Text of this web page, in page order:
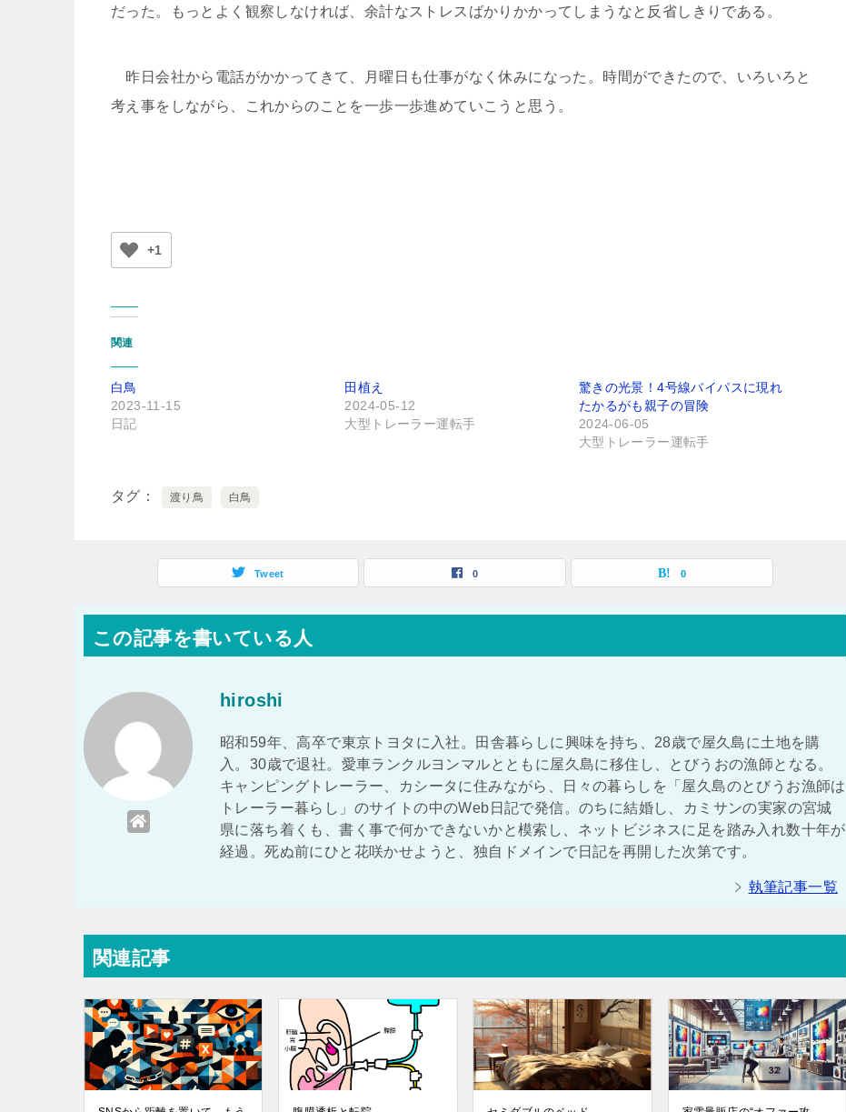
だった。もっとよく観察しなければ、余計なストレスばかりかかってしまうなと反省しきりである。
昨日会社から電話がかかってきて、月曜日も仕事がなく休みになった。時間ができたので、いろいろと
考え事をしながら、これからのことを一歩一歩進めていこうと思う。
+1
関連
白鳥
2023-11-15
日記
田植え
2024-05-12
大型トレーラー運転手
驚きの光景！4号線バイパスに現れ
たかるがも親子の冒険
2024-06-05
大型トレーラー運転手
タグ 渡り鳥 白鳥
Tweet 0 0
この記事を書いている人
hiroshi
昭和59年、高卒で東京トヨタに入社。田舎暮らしに興味を持ち、28歳で屋久島に土地を購
入。30歳で退社。愛車ランクルヨンマルとともに屋久島に移住し、とびうおの漁師となる。
キャンピングトレーラー、カシータに住みながら、日々の暮らしを「屋久島のとびうお漁師は
トレーラー暮らし」のサイトの中のWeb日記で発信。のちに結婚し、カミサンの実家の宮城
県に落ち着くも、書く事で何かできないかと模索し、ネットビジネスに足を踏み入れ数十年が
経過。死ぬ前にひと花咲かせようと、独自ドメインで日記を再開した次第です。
執筆記事一覧
関連記事